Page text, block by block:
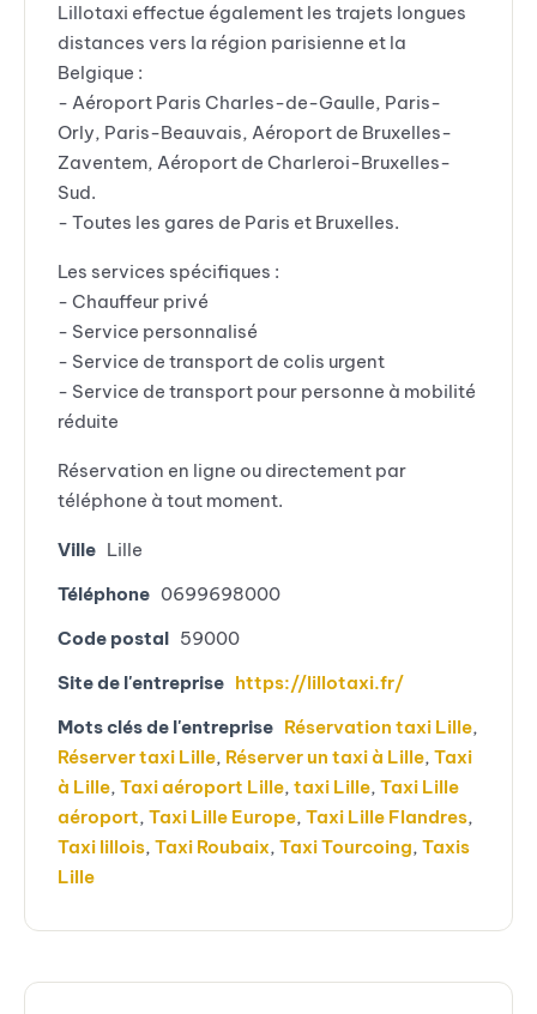
Lillotaxi effectue également les trajets longues
distances vers la région parisienne et la
Belgique :
- Aéroport Paris Charles-de-Gaulle, Paris-
Orly, Paris-Beauvais, Aéroport de Bruxelles-
Zaventem, Aéroport de Charleroi-Bruxelles-
Sud.
- Toutes les gares de Paris et Bruxelles.
Les services spécifiques :
- Chauffeur privé
- Service personnalisé
- Service de transport de colis urgent
- Service de transport pour personne à mobilité
réduite
Réservation en ligne ou directement par
téléphone à tout moment.
Ville Lille
Téléphone 0699698000
Code postal 59000
Site de l'entreprise https://lillotaxi.fr/
Mots clés de l'entreprise Réservation taxi Lille,
Réserver taxi Lille, Réserver un taxi à Lille, Taxi
à Lille, Taxi aéroport Lille, taxi Lille, Taxi Lille
aéroport, Taxi Lille Europe, Taxi Lille Flandres,
Taxi lillois, Taxi Roubaix, Taxi Tourcoing, Taxis
Lille